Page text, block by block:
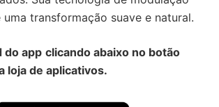
transformação suave e natural.
do app clicando abaixo no botão
loja de aplicativos.